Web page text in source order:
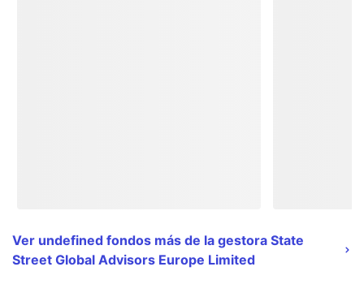
Ver undefined fondos más de la gestora State
Street Global Advisors Europe Limited